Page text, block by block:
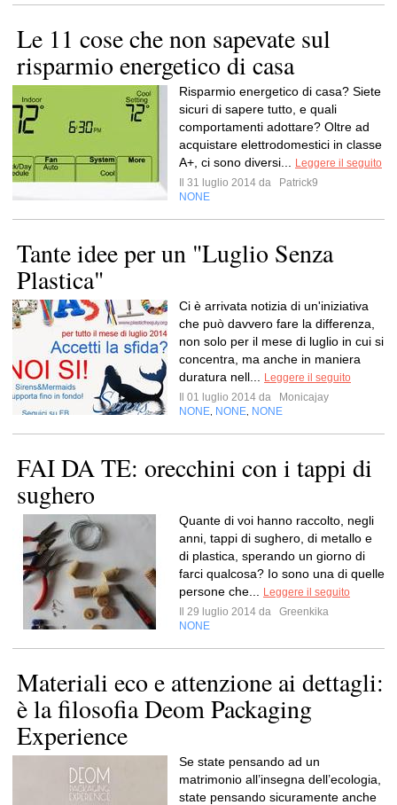
Le 11 cose che non sapevate sul
risparmio energetico di casa
Risparmio energetico di casa? Siete
sicuri di sapere tutto, e quali
comportamenti adottare? Oltre ad
acquistare elettrodomestici in classe
A+, ci sono diversi...
Leggere il seguito
Il 31 luglio 2014 da
Patrick9
NONE
Tante idee per un "Luglio Senza
Plastica"
Ci è arrivata notizia di un'iniziativa
che può davvero fare la differenza,
non solo per il mese di luglio in cui si
concentra, ma anche in maniera
duratura nell...
Leggere il seguito
Il 01 luglio 2014 da
Monicajay
NONE NONE NONE
FAI DA TE: orecchini con i tappi di
sughero
Quante di voi hanno raccolto, negli
anni, tappi di sughero, di metallo e
di plastica, sperando un giorno di
farci qualcosa? Io sono una di quelle
persone che...
Leggere il seguito
Il 29 luglio 2014 da
Greenkika
NONE
Materiali eco e attenzione ai dettagli:
è la filosofia Deom Packaging
Experience
Se state pensando ad un
matrimonio all’insegna dell’ecologia,
state pensando sicuramente anche